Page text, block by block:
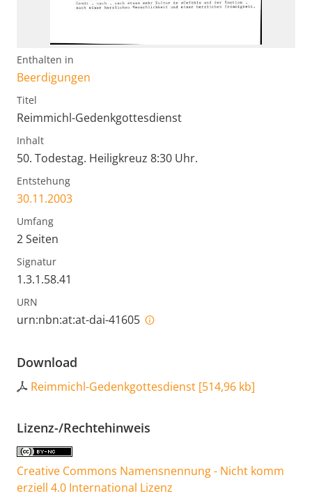
Enthalten in
Beerdigungen
Titel
Reimmichl-Gedenkgottesdienst
Inhalt
50. Todestag. Heiligkreuz 8:30 Uhr.
Entstehung
30.11.2003
Umfang
2 Seiten
Signatur
1.3.1.58.41
URN
urn:nbn:at:at-dai-41605
Download
Reimmichl-Gedenkgottesdienst [514,96 kb]
Lizenz-/Rechtehinweis
Creative Commons Namensnennung - Nicht komm
erziell 4.0 International Lizenz